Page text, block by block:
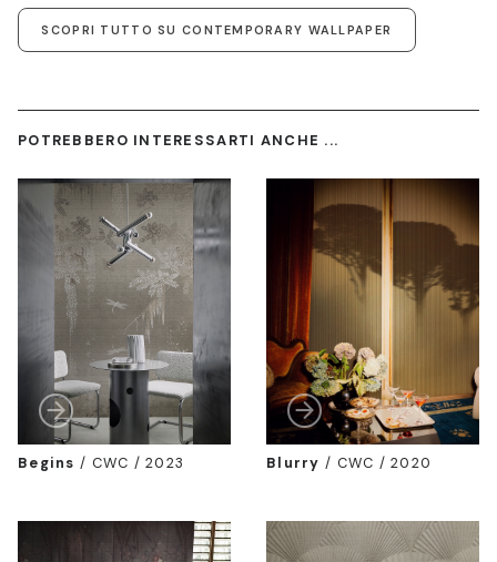
SCOPRI TUTTO SU CONTEMPORARY WALLPAPER
POTREBBERO INTERESSARTI ANCHE ...
Begins / CWC / 2023 Blurry / CWC / 2020